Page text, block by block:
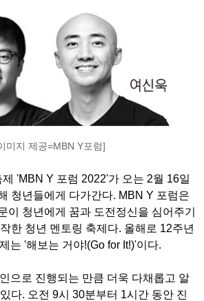
미지 제공=MBN Y포럼]
'MBN Y 포럼 2022'가 오는 2월 16일
청년들에게 다가간다. MBN Y 포럼은
이 청년에게 꿈과 도전정신을 심어주기
한 청년 멘토링 축제다. 올해로 12주년
는 '해보는 거야!(Go for It!)'이다.
으로 진행되는 만큼 더욱 다채롭고 알
다. 오전 9시 30분부터 1시간 동안 진